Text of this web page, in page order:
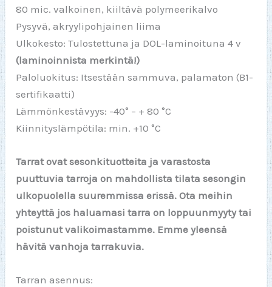
80 mic. valkoinen, kiiltävä polymeerikalvo
Pysyvä, akryylipohjainen liima
Ulkokesto: Tulostettuna ja DOL-laminoituna 4 v
(laminoinnista merkintä!)
Paloluokitus: Itsestään sammuva, palamaton (B1-
sertifikaatti)
Lämmönkestävyys: -40° – + 80 °C
Kiinnityslämpötila: min. +10 °C
Tarrat ovat sesonkituotteita ja varastosta
puuttuvia tarroja on mahdollista tilata sesongin
ulkopuolella suuremmissa erissä. Ota meihin
yhteyttä jos haluamasi tarra on loppuunmyyty tai
poistunut valikoimastamme. Emme yleensä
hävitä vanhoja tarrakuvia.
Tarran asennus: